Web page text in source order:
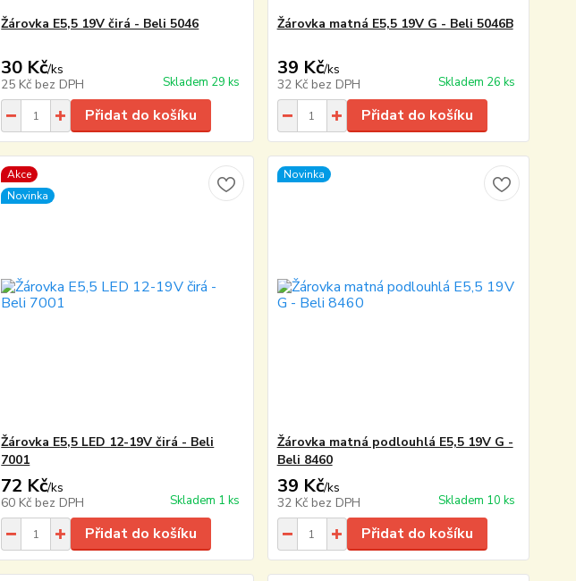
Žárovka E5,5 19V čirá - Beli 5046
30 Kč/ks
25 Kč bez DPH Skladem 29 ks
Přidat do košíku
Žárovka matná E5,5 19V G - Beli 5046B
39 Kč/ks
32 Kč bez DPH Skladem 26 ks
Přidat do košíku
Akce
Novinka
Žárovka E5,5 LED 12-19V čirá - Beli
7001
72 Kč/ks
60 Kč bez DPH Skladem 1 ks
Přidat do košíku
Novinka
Žárovka matná podlouhlá E5,5 19V G -
Beli 8460
39 Kč/ks
32 Kč bez DPH Skladem 10 ks
Přidat do košíku